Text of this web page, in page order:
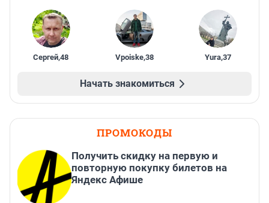
Сергей,48 Vpoiske,38 Yura,37
Начать знакомиться
ПРОМОКОДЫ
Получить скидку на первую и
повторную покупку билетов на
Яндекс Афише